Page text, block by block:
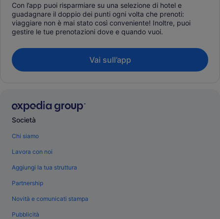
Con l’app puoi risparmiare su una selezione di hotel e
guadagnare il doppio dei punti ogni volta che prenoti:
viaggiare non è mai stato così conveniente! Inoltre, puoi
gestire le tue prenotazioni dove e quando vuoi.
Vai sull’app
Società
Chi siamo
Lavora con noi
Aggiungi la tua struttura
Partnership
Novità e comunicati stampa
Pubblicità